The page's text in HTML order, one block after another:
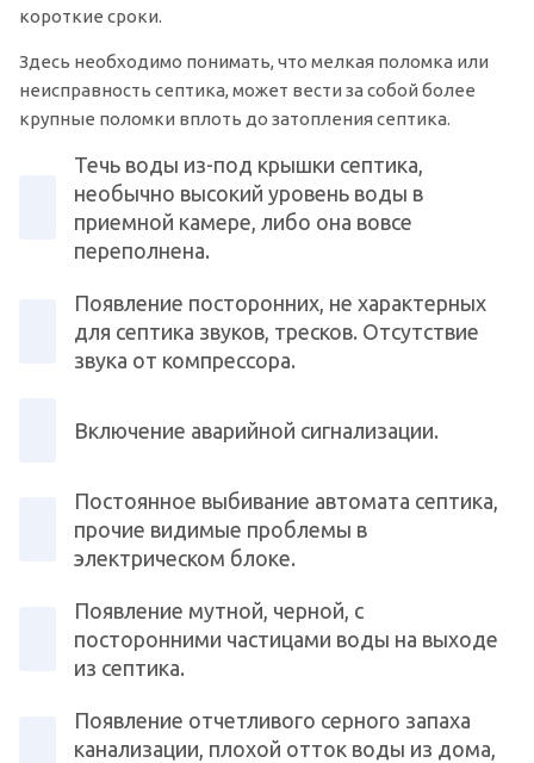
короткие сроки.
Здесь необходимо понимать, что мелкая поломка или
неисправность септика, может вести за собой более
крупные поломки вплоть до затопления септика.
Течь воды из-под крышки септика,
необычно высокий уровень воды в
приемной камере, либо она вовсе
переполнена.
Появление посторонних, не характерных
для септика звуков, тресков. Отсутствие
звука от компрессора.
Включение аварийной сигнализации.
Постоянное выбивание автомата септика,
прочие видимые проблемы в
электрическом блоке.
Появление мутной, черной, с
посторонними частицами воды на выходе
из септика.
Появление отчетливого серного запаха
канализации, плохой отток воды из дома,